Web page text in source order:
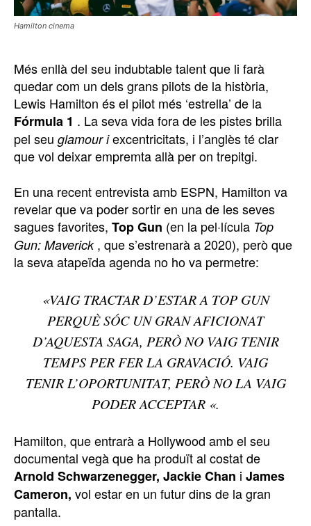
Hamilton cinema
Més enllà del seu indubtable talent que li farà
quedar com un dels grans pilots de la història,
Lewis Hamilton és el pilot més ‘estrella’ de la
Fórmula 1 . La seva vida fora de les pistes brilla
pel seu glamour iexcentricitats, i l’anglès té clar
que vol deixar empremta allà per on trepitgi.
En una recent entrevista amb ESPN, Hamilton va
revelar que va poder sortir en una de les seves
sagues favorites, Top Gun (en la pel·lícula Top
Gun: Maverick , que s’estrenarà a 2020), però que
la seva atapeïda agenda no ho va permetre:
«VAIG TRACTAR D’ESTAR A TOP GUN
PERQUÈ SÓC UN GRAN AFICIONAT
D’AQUESTA SAGA, PERÒ NO VAIG TENIR
TEMPS PER FER LA GRAVACIÓ. VAIG
TENIR L’OPORTUNITAT, PERÒ NO LA VAIG
PODER ACCEPTAR «.
Hamilton, que entrarà a Hollywood amb el seu
documental vegà que ha produït al costat de
Arnold Schwarzenegger, Jackie Chan i James
Cameron, vol estar en un futur dins de la gran
pantalla.